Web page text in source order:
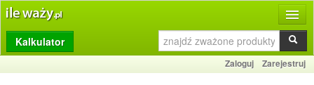
Produkty
Dziennik
Kalkulator
Zaloguj Zarejestruj